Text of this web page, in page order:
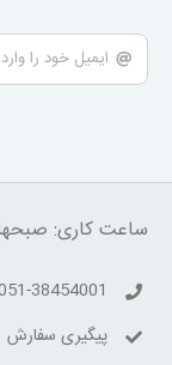
ساعت کاری: صبحها ۹:۳۰ تا ۱۳:۳۰ عصرها ۱۷تا
38454001
پیگیری سفارش